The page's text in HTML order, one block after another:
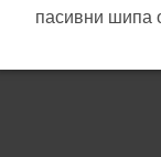
пасивни шипа